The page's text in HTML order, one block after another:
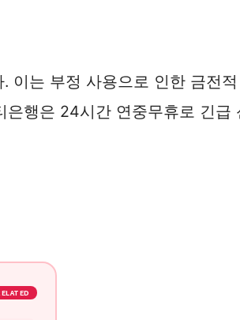
이는 부정 사용으로 인한 금전
행은 24시간 연중무휴로 긴급